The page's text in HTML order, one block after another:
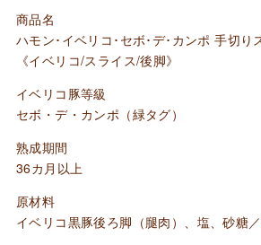
脚)･
イ
ベ
リ
コ･
セ
ボ・
カ
商品名
ハモン･イベリコ･セボ･デ･カンポ 手切り
《イベリコ/スライス/後脚》
イベリコ豚等級
セボ・デ・カンポ（緑タグ）
熟成期間
36カ月以上
原材料
イベリコ黒豚後ろ脚（腿肉）、塩、砂糖